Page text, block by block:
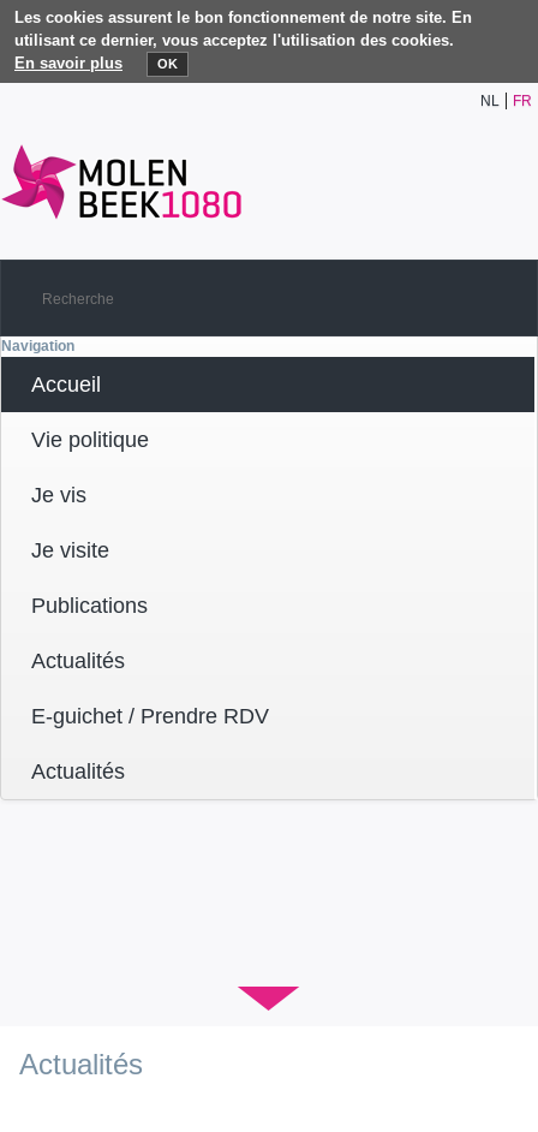
Les cookies assurent le bon fonctionnement de notre site. En
utilisant ce dernier, vous acceptez l'utilisation des cookies.
En savoir plus
OK
NL FR
Navigation
Accueil
Vie politique
Je vis
Je visite
Publications
Actualités
E-guichet / Prendre RDV
Actualités
▼
Actualités